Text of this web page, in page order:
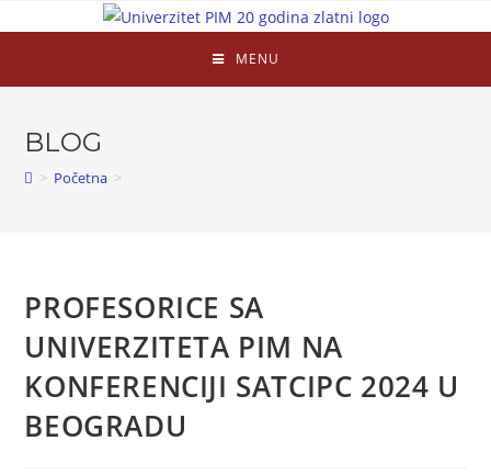
MENU
BLOG
> Početna >
PROFESORICE SA
UNIVERZITETA PIM NA
KONFERENCIJI SATCIPC 2024 U
BEOGRADU